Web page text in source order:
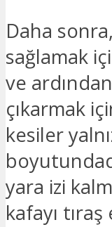
Daha
sağlamak
ve
çıkarmak
kesiler
yara izi
kafayı